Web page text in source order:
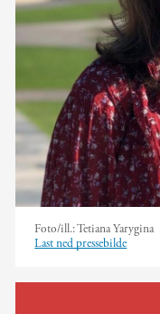
Foto/ill.:Tetiana Yarygina
Last ned pressebilde